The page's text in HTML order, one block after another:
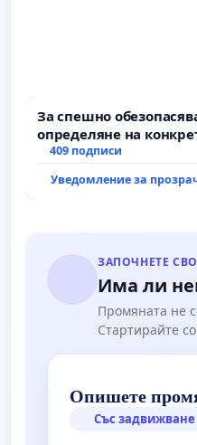
За спешно
определяне на
и извършване на
републиканския път
409 подписи
Уведомление за
ЗАПОЧНЕТЕ
Има ли
Промяната не
Стартирайте
Опишете
Със